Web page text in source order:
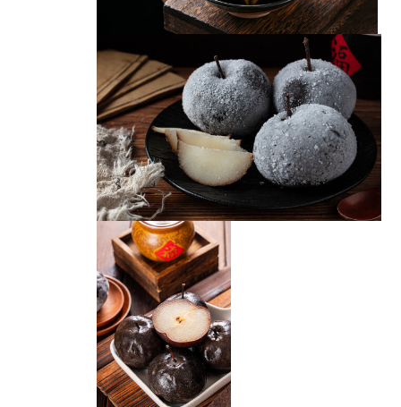
冻梨
传统美味冻梨特写